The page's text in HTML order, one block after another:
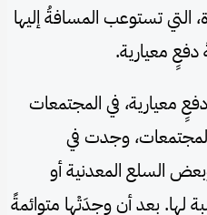
التي تستوعب المسافةُ إليها
دفعٍ معيارية.
معيارية، في المجتمعات
المجتمعات، وجدت في
السلع المعدنية أو
لها. بعد أن وجدَتْها متوائمةً